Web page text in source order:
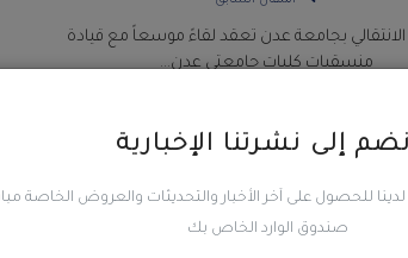
إلى نشرتنا الإخبارية
للحصول على آخر الأخبار والتحديثات والعروض الخاصة
صندوق الوارد الخاص بك
بجامعة عدن تعقد لقاءً موسعاً مع قيادة
منسقيات كليات جامعتي عدن...